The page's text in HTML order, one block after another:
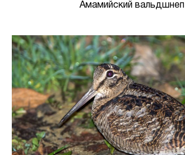
Амамийский вальдшнеп